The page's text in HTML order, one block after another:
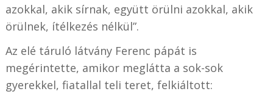
azokkal, akik sírnak, együtt örülni azokkal, akik
örülnek, ítélkezés nélkül”.
Az elé táruló látvány Ferenc pápát is
megérintette, amikor meglátta a sok-sok
gyerekkel, fiatallal teli teret, felkiáltott: